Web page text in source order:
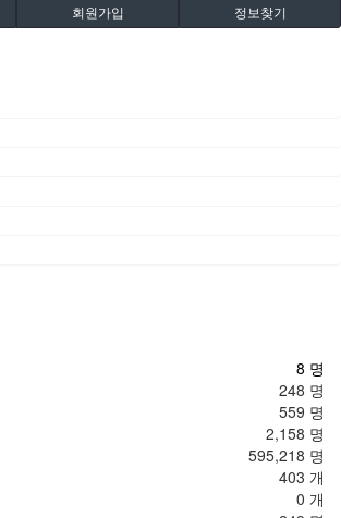
회원가입 정보찾기
8 명
248 명
559 명
2,158 명
595,218 명
403 개
0 개